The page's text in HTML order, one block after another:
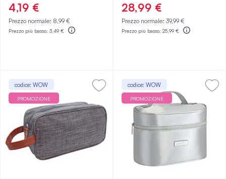
4,19 €
Prezzo normale: 8,99 €
Prezzo più basso: 3,49 €
28,99 €
Prezzo normale: 39,99 €
Prezzo più basso: 25,99 €
codice: WOW
PROMOZIONE
codice: WOW
PROMOZIONE